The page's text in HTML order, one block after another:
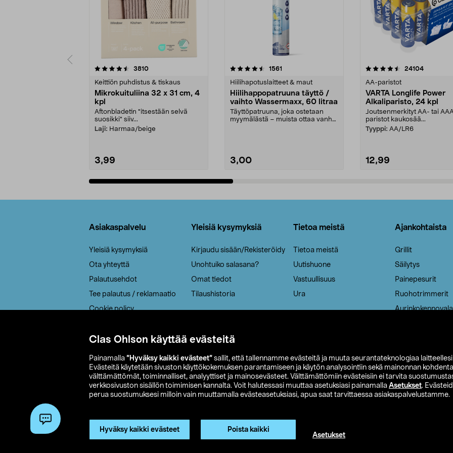
Clas Ohlson käyttää evästeitä
Painamalla ”Hyväksy kaikki evästeet” sallit, että tallennamme evästeitä ja muuta seurantateknologiaa laitteellesi
Evästeitä käytetään sivuston käyttökokemuksen parantamiseen ja käytön analysointiin sekä mainonnan
välttämättömät, toiminnalliset, analyyttiset ja mainosevästeet. Välttämättömiin evästeisiin ei tarvita
verkkosivuston sisällön toimimisen kannalta. Voit halutessasi muuttaa asetuksiasi painamalla Asetukset.
perua suostumuksesi milloin vain muuttamalla evästeasetuksiasi, apua saat tarvittaessa asiakaspalvelustamme.
Hyväksy kaikki evästeet Poista kaikki
Asetukset
3810arvostelut
Keittiön puhdistus & tiskaus
Mikrokuituliina 32 x 31 cm, 4
kpl
Aftonbladetin "itsestään selvä
suosikki" siiv...
Laji: Harmaa/beige
3,99
4.5viidestä
1561
Hiilihapotuslaitteet & maut
Hiilihappopatruuna täyttö /
vaihto Wassermaxx, 60 litraa
Täyttöpatruuna, joka ostetaan
myymälästä – muista ottaa vanha
3,00
4.5viidestä
24104arvostelut
AA-paristot
VARTA Longlife Power
Alkaliparisto, 24 kpl
Joutsenmerkityt AA- tai
paristot kaukosää...
Tyyppi: AA/LR6
12,99
4.5viidestä
Asiakaspalvelu
Yleisiä kysymyksiä
Ota yhteyttä
Palautusehdot
Tee palautus / reklamaatio
Cookie policy
Saavutettavuus
Yleisiä kysymyksiä
Kirjaudu sisään/Rekisteröidy
Unohtuiko salasana?
Omat tiedot
Tilaushistoria
Tietoa meistä
Tietoa meistä
Uutishuone
Vastuullisuus
Ura
Ajankohtaista
Grillit
Säilytys
Painepesurit
Ruohotrimmerit